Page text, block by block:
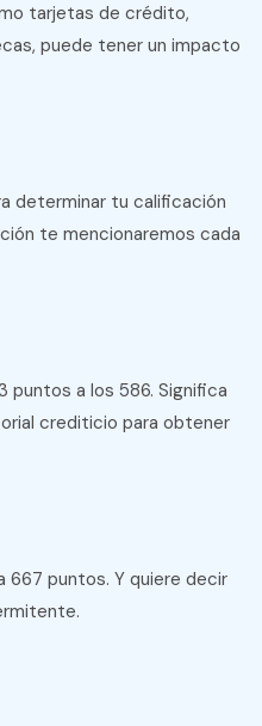
tarjetas de crédito,
puede tener un impacto
determinar tu calificación
te mencionaremos cada
puntos a los 586. Significa
crediticio para obtener
667 puntos. Y quiere decir